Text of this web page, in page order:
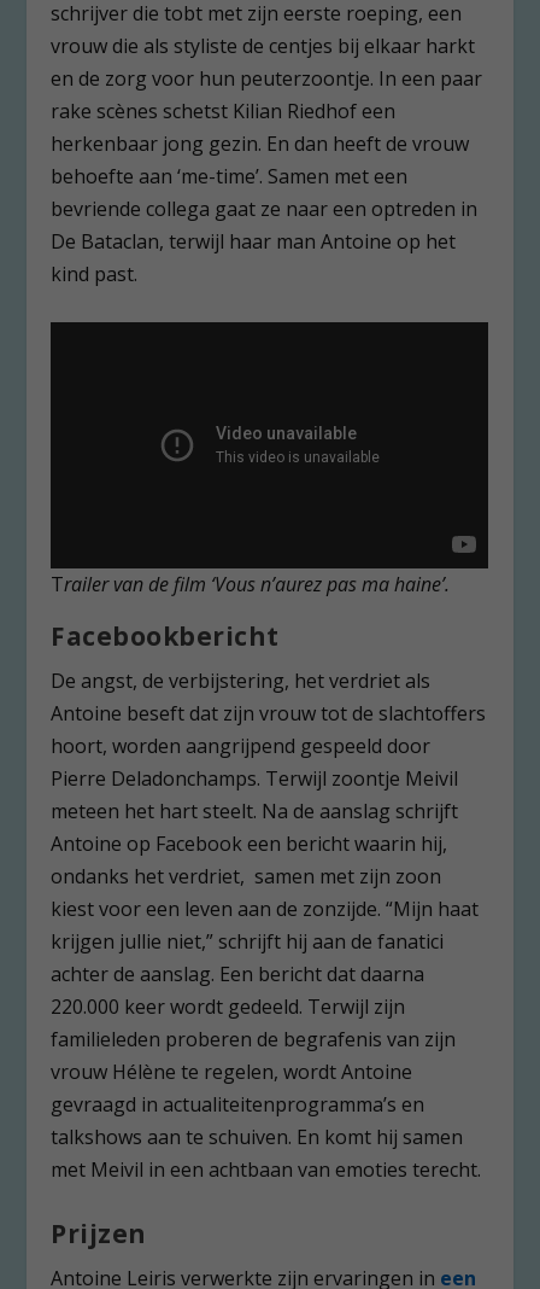
schrijver die tobt met zijn eerste roeping, een
vrouw die als styliste de centjes bij elkaar harkt
en de zorg voor hun peuterzoontje. In een paar
rake scènes schetst Kilian Riedhof een
herkenbaar jong gezin. En dan heeft de vrouw
behoefte aan ‘me-time’. Samen met een
bevriende collega gaat ze naar een optreden in
De Bataclan, terwijl haar man Antoine op het
kind past.
Trailer van de film ‘Vous n’aurez pas ma haine’.
Facebookbericht
De angst, de verbijstering, het verdriet als
Antoine beseft dat zijn vrouw tot de slachtoffers
hoort, worden aangrijpend gespeeld door
Pierre Deladonchamps. Terwijl zoontje Meivil
meteen het hart steelt. Na de aanslag schrijft
Antoine op Facebook een bericht waarin hij,
ondanks het verdriet, samen met zijn zoon
kiest voor een leven aan de zonzijde. “Mijn haat
krijgen jullie niet,” schrijft hij aan de fanatici
achter de aanslag. Een bericht dat daarna
220.000 keer wordt gedeeld. Terwijl zijn
familieleden proberen de begrafenis van zijn
vrouw Hélène te regelen, wordt Antoine
gevraagd in actualiteitenprogramma’s en
talkshows aan te schuiven. En komt hij samen
met Meivil in een achtbaan van emoties terecht.
Prijzen
Antoine Leiris verwerkte zijn ervaringen in een